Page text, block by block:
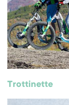
Trottinette